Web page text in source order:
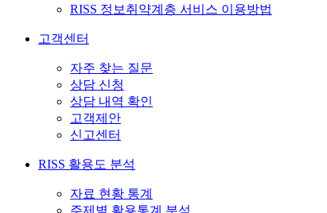
RISS 정보취약계층 서비스 이용방법
고객센터
자주 찾는 질문
상담 신청
상담 내역 확인
고객제안
신고센터
RISS 활용도 분석
자료 현황 통계
주제별 활용통계 분석